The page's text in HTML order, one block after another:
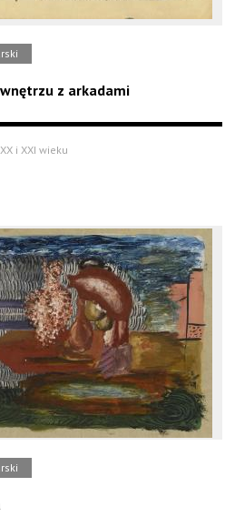
z arkadami
i XXI wieku